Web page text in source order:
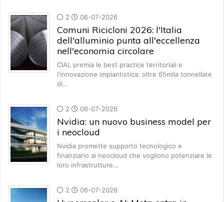
2 06-07-2026
Comuni Ricicloni 2026: l'Italia
dell'alluminio punta all'eccellenza
nell'economia circolare
CIAL premia le best practice territoriali e
l'innovazione impiantistica: oltre 65mila tonnellate
di…
2 06-07-2026
Nvidia: un nuovo business model per
i neocloud
Nvidia promette supporto tecnologico e
finanziario ai neocloud che vogliono potenziare le
loro infrastrutture…
2 06-07-2026